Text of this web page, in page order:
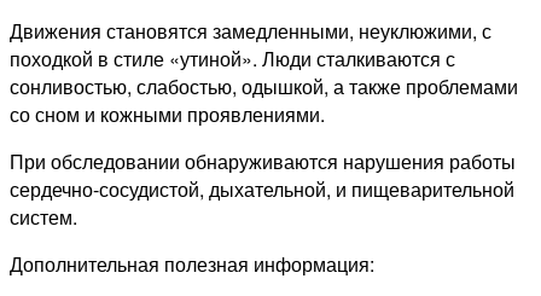
Движения становятся замедленными, неуклюжими, с
походкой в стиле «утиной». Люди сталкиваются с
сонливостью, слабостью, одышкой, а также проблемами
со сном и кожными проявлениями.
При обследовании обнаруживаются нарушения работы
сердечно-сосудистой, дыхательной, и пищеварительной
систем.
Дополнительная полезная информация: